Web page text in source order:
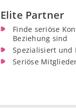
Elite Partner
Finde seriöse
Beziehung sind
Spezialisiert und
Seriöse